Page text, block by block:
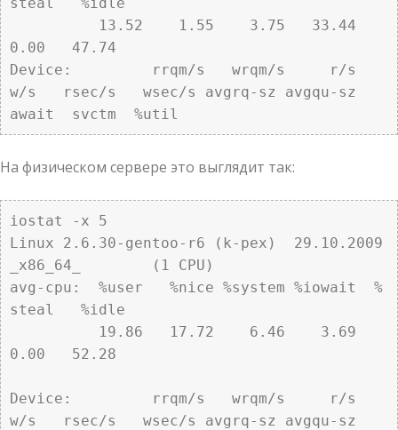
0.00   47.74
Device:         rrqm/s   wrqm/s     r/s
w/s   rsec/s   wsec/s avgrq-sz avgqu-sz
await  svctm  %util
На физическом сервере это выглядит так:
iostat -x 5
Linux 2.6.30-gentoo-r6 (k-pex)  29.10.2009
_x86_64_        (1 CPU)
avg-cpu:  %user   %nice %system %iowait  %
steal   %idle
0.00   52.28
Device:         rrqm/s   wrqm/s     r/s
w/s   rsec/s   wsec/s avgrq-sz avgqu-sz